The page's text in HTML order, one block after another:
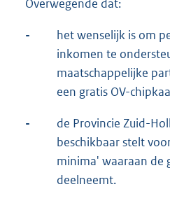
Overwegende dat:
-
het wenselijk is om
inkomen te
maatschappelijke
een gratis OV-
-
de Provincie Zuid-
beschikbaar stelt
minima' waaraan de
deelneemt.